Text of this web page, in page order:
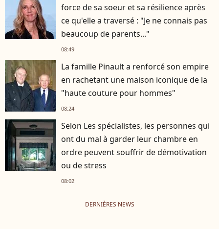
force de sa soeur et sa résilience après
ce qu'elle a traversé : "Je ne connais pas
beaucoup de parents..."
08:49
La famille Pinault a renforcé son empire
en rachetant une maison iconique de la
"haute couture pour hommes"
08:24
Selon Les spécialistes, les personnes qui
ont du mal à garder leur chambre en
ordre peuvent souffrir de démotivation
ou de stress
08:02
DERNIÈRES NEWS